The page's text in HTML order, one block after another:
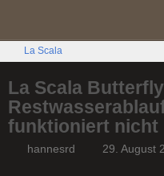
La Scala
La Scala
funktioniert nicht
hannesrd 29. August